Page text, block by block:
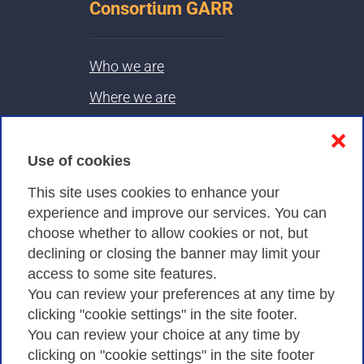
Use of cookies
This site uses cookies to enhance your
experience and improve our services. You can
choose whether to allow cookies or not, but
declining or closing the banner may limit your
access to some site features.
You can review your preferences at any time by
clicking "cookie settings" in the site footer.
You can review your choice at any time by
clicking on "cookie settings" in the site footer
❌
Consortium GARR
Who we are
Where we are
Privacy
Privacy Policy
Cookies Policy
Amministrazione trasparente